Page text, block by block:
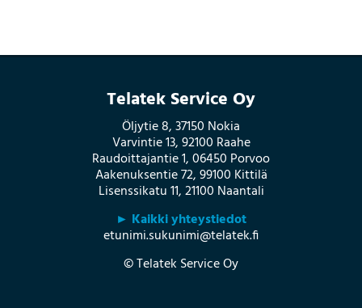
Telatek Service Oy
Öljytie 8, 37150 Nokia
Varvintie 13, 92100 Raahe
Raudoittajantie 1, 06450 Porvoo
Aakenuksentie 72, 99100 Kittilä
Lisenssikatu 11, 21100 Naantali
► Kaikki yhteystiedot
etunimi.sukunimi@telatek.fi
© Telatek Service Oy